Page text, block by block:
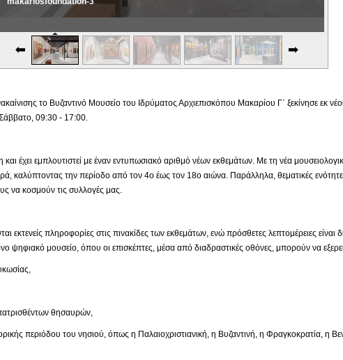
το Βυζαντινό Μουσείο του Ιδρύματος Αρχιεπισκόπου Μακαρίου Γ΄ ξεκίνησε εκ
09:30 - 17:00.
και έχει εμπλουτιστεί με έναν εντυπωσιακό αριθμό νέων εκθεμάτων. Με τη νέα
καλύπτοντας την περίοδο από τον 4ο έως τον 18ο αιώνα. Παράλληλα, θεματικές
να κοσμούν τις συλλογές μας.
εκτενείς πληροφορίες στις πινακίδες των εκθεμάτων, ενώ πρόσθετες λεπτομέρειες
ψηφιακό μουσείο, όπου οι επισκέπτες, μέσα από διαδραστικές οθόνες, μπορούν να
θησαυρών,
του νησιού, όπως η Παλαιοχριστιανική, η Βυζαντινή, η Φραγκοκρατία, η